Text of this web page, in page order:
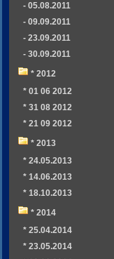
- 05.08.2011
- 09.09.2011
- 23.09.2011
- 30.09.2011
* 2012
* 01 06 2012
* 31 08 2012
* 21 09 2012
* 2013
* 24.05.2013
* 14.06.2013
* 18.10.2013
* 2014
* 25.04.2014
* 23.05.2014